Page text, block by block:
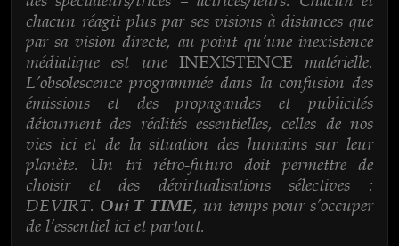
chacun réagit plus par ses visions à distances que
par sa vision directe, au point qu’une inexistence
médiatique est une INEXISTENCE matérielle.
L’obsolescence programmée dans la confusion des
émissions et des propagandes et publicités
détournent des réalités essentielles, celles de nos
vies ici et de la situation des humains sur leur
planète. Un tri rétro-futuro doit permettre de
choisir et des dévirtualisations sélectives :
DEVIRT. Oui T TIME, un temps pour s’occuper
de l’essentiel ici et partout.